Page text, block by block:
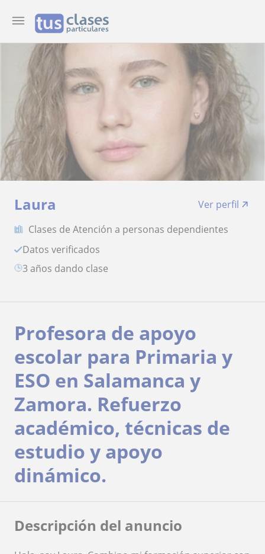
Laura
Ver perfil
Clases de Atención a personas dependientes
Datos verificados
3 años dando clase
Profesora de apoyo
escolar para Primaria y
ESO en Salamanca y
Zamora. Refuerzo
académico, técnicas de
estudio y apoyo
dinámico.
Descripción del anuncio